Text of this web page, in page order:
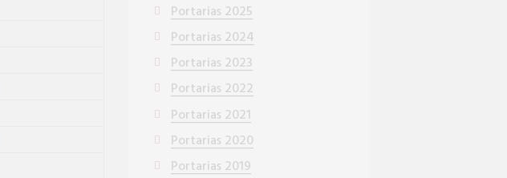
Portarias 2025
Portarias 2024
Portarias 2023
Portarias 2022
Portarias 2021
Portarias 2020
Portarias 2019